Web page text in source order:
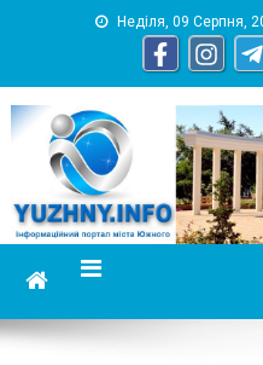
Неділя, 09 Серпня,
информационный